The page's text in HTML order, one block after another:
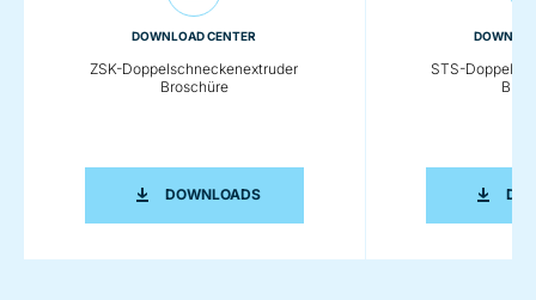
DOWNLOAD CENTER
ZSK-Doppelschneckenextruder
Broschüre
DOWNLOADSZSK-DOPPELSCHNECKENEXTRUDER
STS-